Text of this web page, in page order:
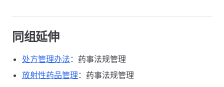
同组延伸
处方管理办法 ：药事法规管理
放射性药品管理 ：药事法规管理